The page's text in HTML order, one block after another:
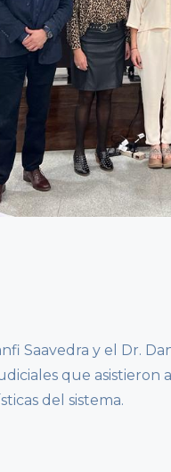
Saavedra y el Dr.
que
del sistema.